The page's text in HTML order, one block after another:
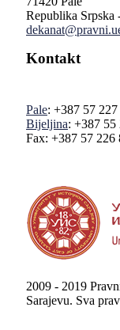
Republika Srpska
Kontakt
Pale: +387 57
Bijeljina: +387 55
Fax: +387 57 226
2009 - 2019
Sarajevu. Sva